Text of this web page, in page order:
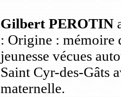
Gilbert PEROTIN
: Origine : mémoire
jeunesse vécues
Saint Cyr-des-Gâts
maternelle.